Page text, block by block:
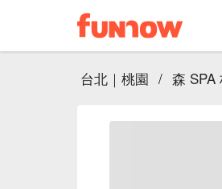
台北｜桃園 / 森 SPA